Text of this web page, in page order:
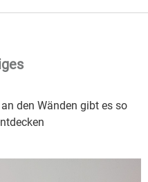
den Wänden gibt es so